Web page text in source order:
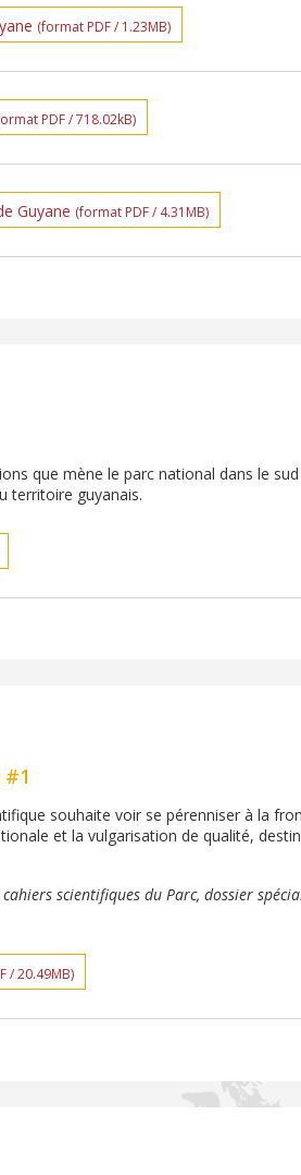
(format PDF / 1.23MB)
PDF / 718.02kB)
Guyane (format PDF / 4.31MB)
que mène le parc national dans le
territoire guyanais.
souhaite voir se pérenniser à la
et la vulgarisation de qualité,
cahiers scientifiques du Parc, dossier
/ 20.49MB)